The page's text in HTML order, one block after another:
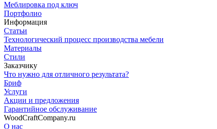
Меблировка под ключ
Портфолио
Информация
Статьи
Технологический процесс производства мебели
Материалы
Стили
Заказчику
Что нужно для отличного результата?
Бриф
Услуги
Акции и предложения
Гарантийное обслуживание
WoodCraftCompany.ru
О нас